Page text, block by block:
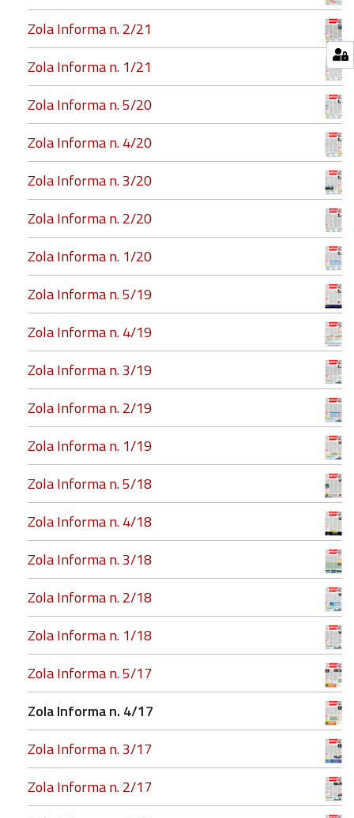
Zola Informa n. 2/21
Zola Informa n. 1/21
Zola Informa n. 5/20
Zola Informa n. 4/20
Zola Informa n. 3/20
Zola Informa n. 2/20
Zola Informa n. 1/20
Zola Informa n. 5/19
Zola Informa n. 4/19
Zola Informa n. 3/19
Zola Informa n. 2/19
Zola Informa n. 1/19
Zola Informa n. 5/18
Zola Informa n. 4/18
Zola Informa n. 3/18
Zola Informa n. 2/18
Zola Informa n. 1/18
Zola Informa n. 5/17
Zola Informa n. 4/17
Zola Informa n. 3/17
Zola Informa n. 2/17